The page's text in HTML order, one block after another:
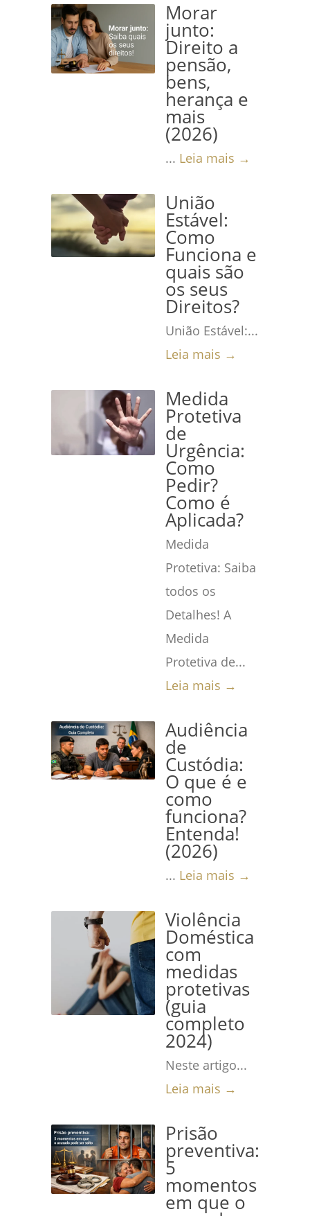
Morar
junto:
Direito a
pensão,
bens,
herança e
mais
(2026)
... Leia mais →
União
Estável:
Como
Funciona e
quais são
os seus
Direitos?
União Estável:...
Leia mais →
Medida
Protetiva
de
Urgência:
Como
Pedir?
Como é
Aplicada?
Medida
Protetiva: Saiba
todos os
Detalhes! A
Medida
Protetiva de...
Leia mais →
Audiência
de
Custódia:
O que é e
como
funciona?
Entenda!
(2026)
... Leia mais →
Violência
Doméstica
com
medidas
protetivas
(guia
completo
2024)
Neste artigo...
Leia mais →
Prisão
preventiva:
5
momentos
em que o